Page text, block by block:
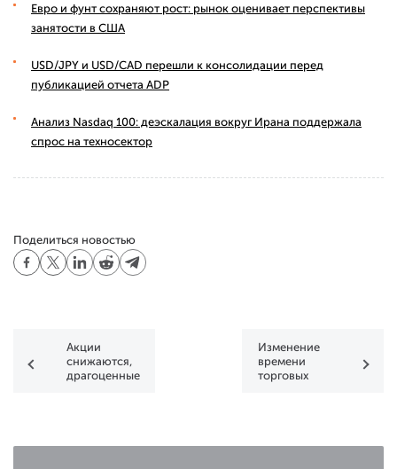
Евро и фунт сохраняют рост: рынок оценивает перспективы
занятости в США
USD/JPY и USD/CAD перешли к консолидации перед
публикацией отчета ADP
Анализ Nasdaq 100: деэскалация вокруг Ирана поддержала
спрос на техносектор
Поделиться новостью
Акции
снижаются,
драгоценные
Изменение
времени
торговых